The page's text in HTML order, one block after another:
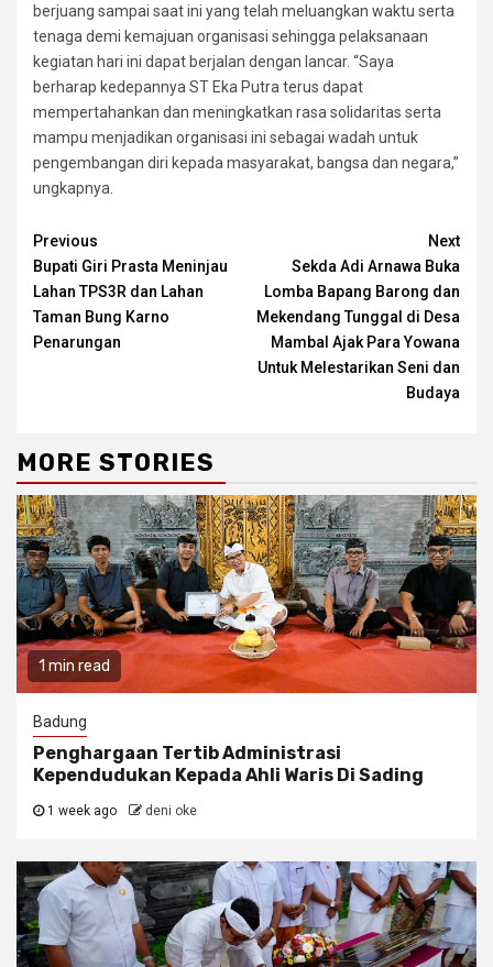
berjuang sampai saat ini yang telah meluangkan waktu serta
tenaga demi kemajuan organisasi sehingga pelaksanaan
kegiatan hari ini dapat berjalan dengan lancar. “Saya
berharap kedepannya ST Eka Putra terus dapat
mempertahankan dan meningkatkan rasa solidaritas serta
mampu menjadikan organisasi ini sebagai wadah untuk
pengembangan diri kepada masyarakat, bangsa dan negara,”
ungkapnya.
Continue
Reading
Previous
Bupati Giri Prasta Meninjau
Lahan TPS3R dan Lahan
Taman Bung Karno
Penarungan
Next
Sekda Adi Arnawa Buka
Lomba Bapang Barong dan
Mekendang Tunggal di Desa
Mambal Ajak Para Yowana
Untuk Melestarikan Seni dan
Budaya
MORE STORIES
1 min read
Badung
Penghargaan Tertib Administrasi
Kependudukan Kepada Ahli Waris Di Sading
1 week ago deni oke